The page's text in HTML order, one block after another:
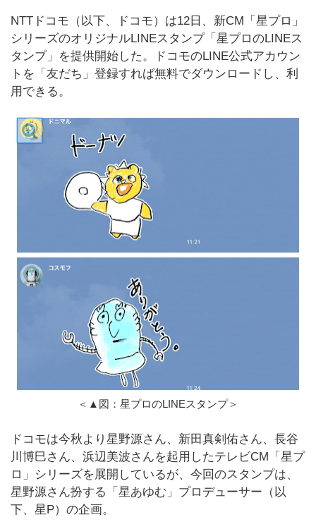
NTTドコモ（以下、ドコモ）は12日、新CM「星プロ」
シリーズのオリジナルLINEスタンプ「星プロのLINEス
タンプ」を提供開始した。ドコモのLINE公式アカウン
トを「友だち」登録すれば無料でダウンロードし、利
用できる。
＜▲図：星プロのLINEスタンプ＞
ドコモは今秋より星野源さん、新田真剣佑さん、長谷
川博巳さん、浜辺美波さんを起用したテレビCM「星プ
ロ」シリーズを展開しているが、今回のスタンプは、
星野源さん扮する「星あゆむ」プロデューサー（以
下、星P）の企画。